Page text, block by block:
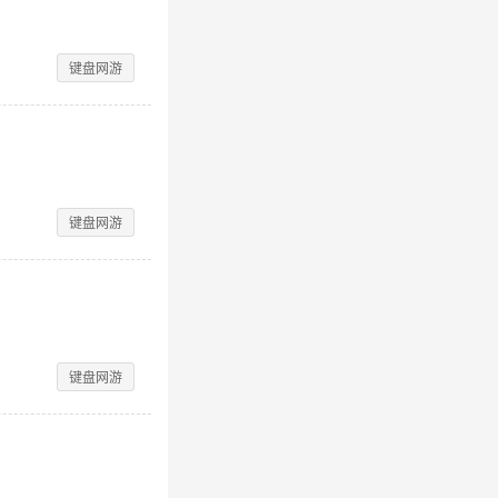
键盘网游
键盘网游
键盘网游